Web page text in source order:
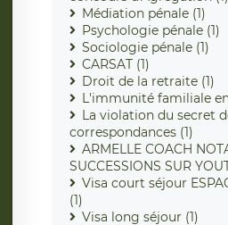
Médiation pénale (1)
Psychologie pénale (1)
Sociologie pénale (1)
CARSAT (1)
Droit de la retraite (1)
L'immunité familiale
La violation du secret
correspondances (1)
ARMELLE COACH
SUCCESSIONS SUR
Visa court séjour
(1)
Visa long séjour (1)